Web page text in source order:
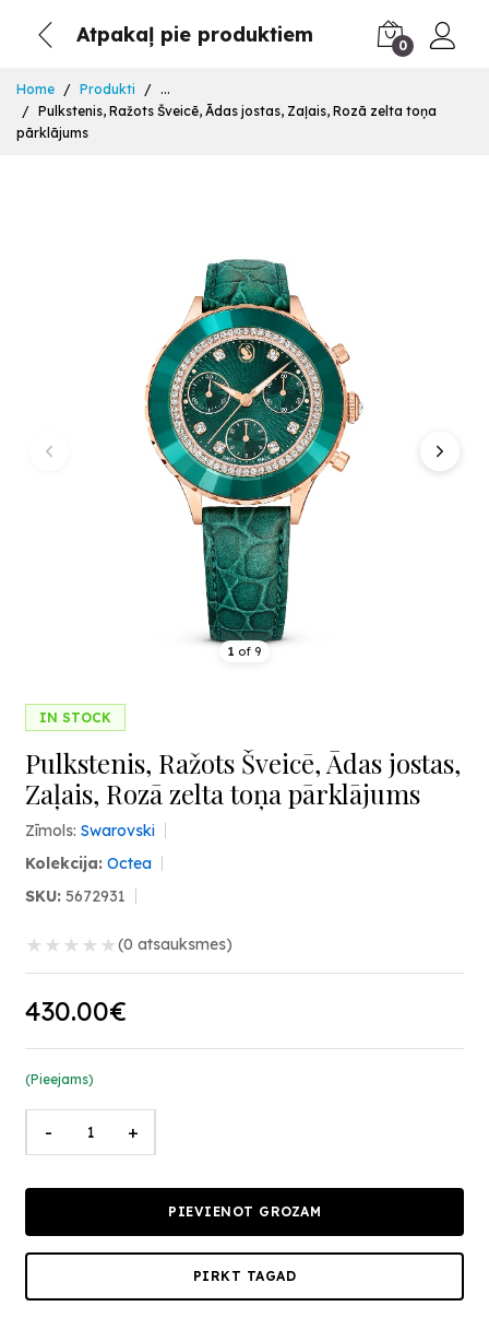
Atpakaļ pie produktiem 0
Home Produkti
...
Pulkstenis, Ražots Šveicē, Ādas jostas, Zaļais, Rozā zelta toņa
pārklājums
1 of 9
IN STOCK
Pulkstenis, Ražots Šveicē, Ādas jostas,
Zaļais, Rozā zelta toņa pārklājums
Zīmols: Swarovski
Kolekcija: Octea
SKU: 5672931
★ ★ ★ ★ ★(0 atsauksmes)
430.00€
(Pieejams)
- +
PIEVIENOT GROZAM
PIRKT TAGAD